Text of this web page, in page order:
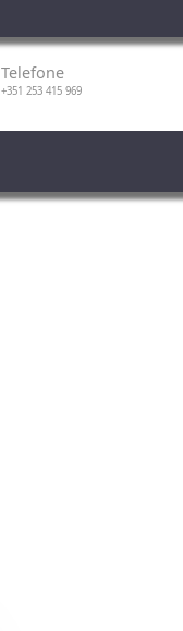
Telefone
+351 253 415 969